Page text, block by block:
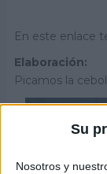
Su
Nosotros y
En este enlace
Elaboración:
Picamos la